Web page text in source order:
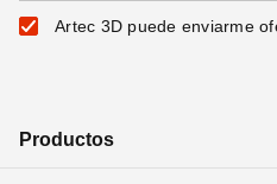
Artec 3D puede enviarme
Productos